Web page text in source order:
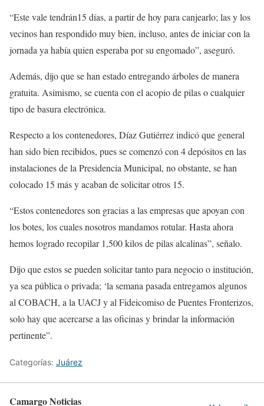
“Este vale tendrán15 días, a partir de hoy para canjearlo; las y los
vecinos han respondido muy bien, incluso, antes de iniciar con la
jornada ya había quien esperaba por su engomado”, aseguró.
Además, dijo que se han estado entregando árboles de manera
gratuita. Asimismo, se cuenta con el acopio de pilas o cualquier
tipo de basura electrónica.
Respecto a los contenedores, Díaz Gutiérrez indicó que general
han sido bien recibidos, pues se comenzó con 4 depósitos en las
instalaciones de la Presidencia Municipal, no obstante, se han
colocado 15 más y acaban de solicitar otros 15.
“Estos contenedores son gracias a las empresas que apoyan con
los botes, los cuales nosotros mandamos rotular. Hasta ahora
hemos logrado recopilar 1,500 kilos de pilas alcalinas”, señalo.
Dijo que estos se pueden solicitar tanto para negocio o institución,
ya sea pública o privada; ‘la semana pasada entregamos algunos
al COBACH, a la UACJ y al Fideicomiso de Puentes Fronterizos,
solo hay que acercarse a las oficinas y brindar la información
pertinente”.
Categorías: Juárez
Camargo Noticias